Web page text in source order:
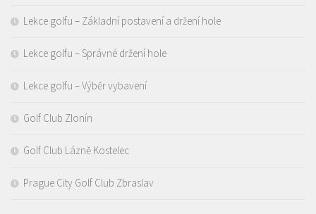
Lekce golfu – Základní postavení a držení hole
Lekce golfu – Správné držení hole
Lekce golfu – Výběr vybavení
Golf Club Zlonín
Golf Club Lázně Kostelec
Prague City Golf Club Zbraslav